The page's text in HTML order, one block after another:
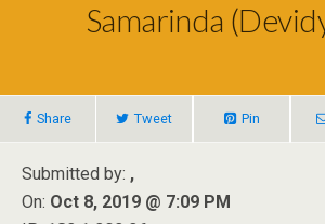
Samarinda
Share Tweet Pin
Submitted by: ,
On: Oct 8, 2019 @ 7:09 PM